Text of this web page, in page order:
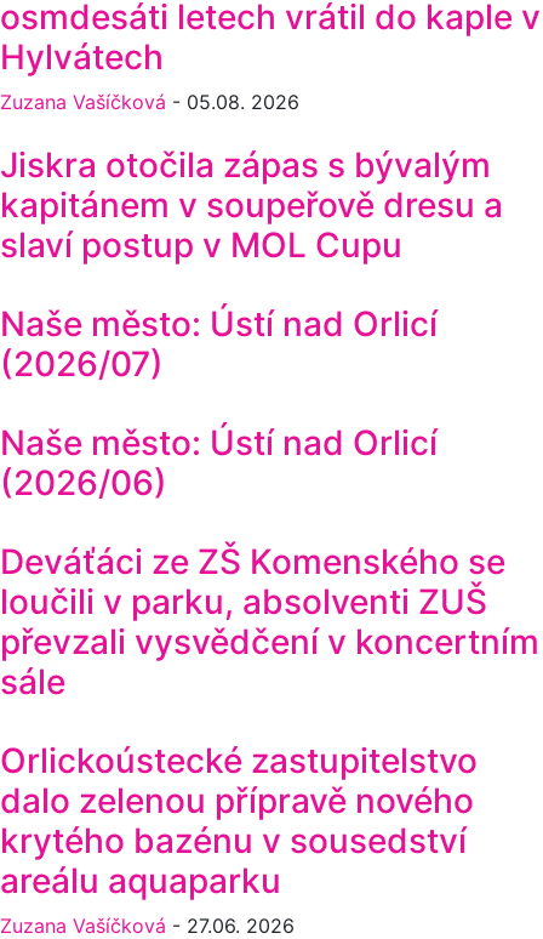
osmdesáti letech vrátil do kaple v
Hylvátech
Zuzana Vašíčková - 05.08. 2026
Jiskra otočila zápas s bývalým
kapitánem v soupeřově dresu a
slaví postup v MOL Cupu
Naše město: Ústí nad Orlicí
(2026/07)
Naše město: Ústí nad Orlicí
(2026/06)
Deváťáci ze ZŠ Komenského se
loučili v parku, absolventi ZUŠ
převzali vysvědčení v koncertním
sále
Orlickoústecké zastupitelstvo
dalo zelenou přípravě nového
krytého bazénu v sousedství
areálu aquaparku
Zuzana Vašíčková - 27.06. 2026